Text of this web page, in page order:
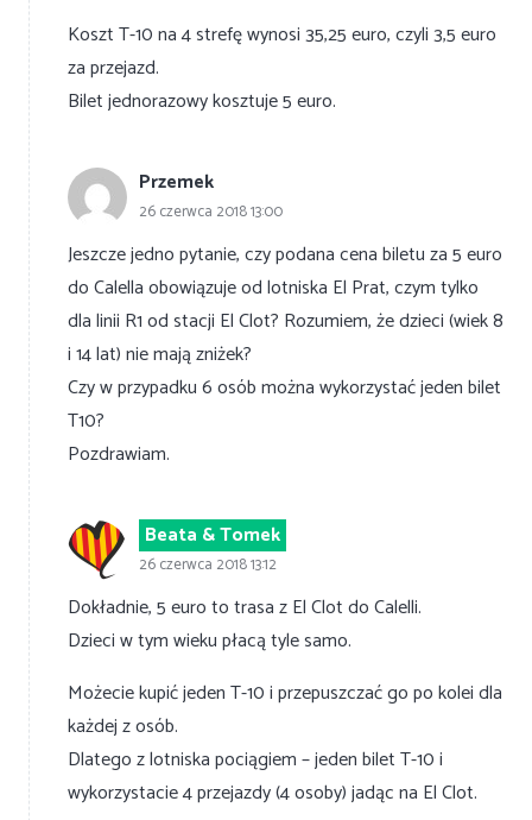
Koszt T-10 na 4 strefę wynosi 35,25 euro, czyli 3,5 euro
za przejazd.
Bilet jednorazowy kosztuje 5 euro.
Przemek
26 czerwca 2018 13:00
Jeszcze jedno pytanie, czy podana cena biletu za 5 euro
do Calella obowiązuje od lotniska El Prat, czym tylko
dla linii R1 od stacji El Clot? Rozumiem, że dzieci (wiek 8
i 14 lat) nie mają zniżek?
Czy w przypadku 6 osób można wykorzystać jeden bilet
T10?
Pozdrawiam.
Beata & Tomek
26 czerwca 2018 13:12
Dokładnie, 5 euro to trasa z El Clot do Calelli.
Dzieci w tym wieku płacą tyle samo.
Możecie kupić jeden T-10 i przepuszczać go po kolei dla
każdej z osób.
Dlatego z lotniska pociągiem – jeden bilet T-10 i
wykorzystacie 4 przejazdy (4 osoby) jadąc na El Clot.